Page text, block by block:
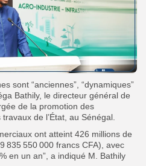
sont “anciennes”, “dynamiques”
Bathily, le directeur général de
de la promotion des
de l’État, au Sénégal.
ont atteint 426 millions de
835 550 000 francs CFA), avec
en un an”, a indiqué M. Bathily